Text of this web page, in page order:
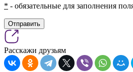
* - обязательные для заполнения
Отправить
Расскажи друзьям